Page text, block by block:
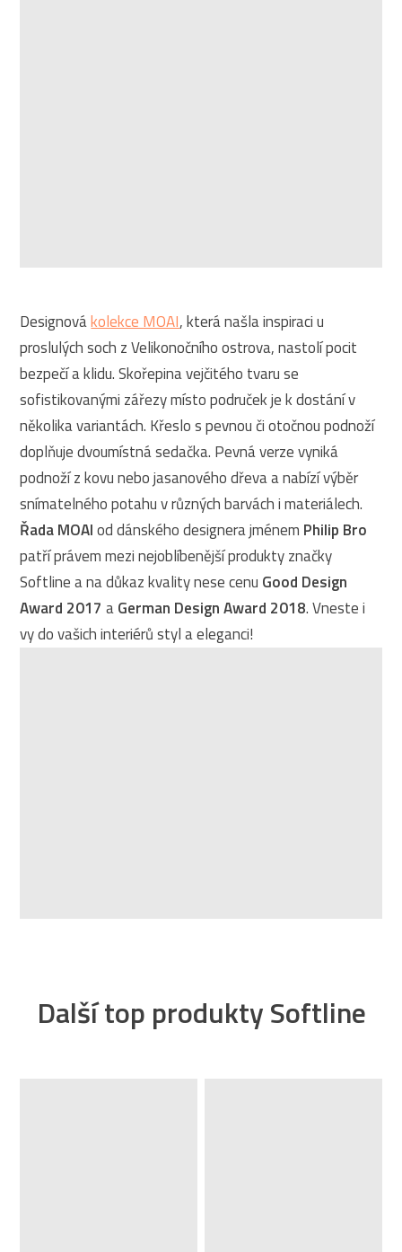
Designovákolekce MOAI, která našla inspiraci u
proslulých soch z Velikonočního ostrova, nastolí pocit
bezpečí a klidu. Skořepina vejčitého tvaru se
sofistikovanými zářezy místo područek je k dostání v
několika variantách. Křeslo s pevnou či otočnou podnoží
doplňuje dvoumístná sedačka. Pevná verze vyniká
podnoží z kovu nebo jasanového dřeva a nabízí výběr
snímatelného potahu v různých barvách i materiálech.
Řada MOAIod dánského designera jménem Philip Bro
patří právem mezi nejoblíbenější produkty značky
Softline a na důkaz kvality nese cenu Good Design
Award 2017aGerman Design Award 2018. Vneste i
vy do vašich interiérů styl a eleganci!
Další top produkty Softline